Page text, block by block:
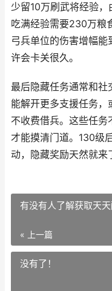
少留10万刷武将经验
吃满经验需要230万粮
弓兵单位的伤害增幅
许会卡关很久。
最后隐藏任务通常和社
能解开更多支援任务
不收费借兵。这些任
才能摸清门道。130级
动，隐藏奖励天然就来
有没有人了解获取天
« 上一篇
没有了！